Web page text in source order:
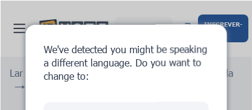
INSCREVER-
Lar Serviços
Registro de marca registrada
We've detected you might be speaking
a different language. Do you want to
change to: